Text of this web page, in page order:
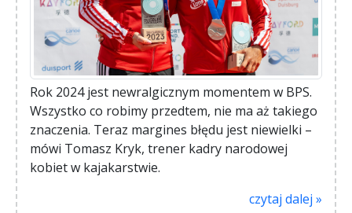
Rok 2024 jest newralgicznym momentem w BPS.
Wszystko co robimy przedtem, nie ma aż takiego
znaczenia. Teraz margines błędu jest niewielki –
mówi Tomasz Kryk, trener kadry narodowej
kobiet w kajakarstwie.
czytaj dalej »